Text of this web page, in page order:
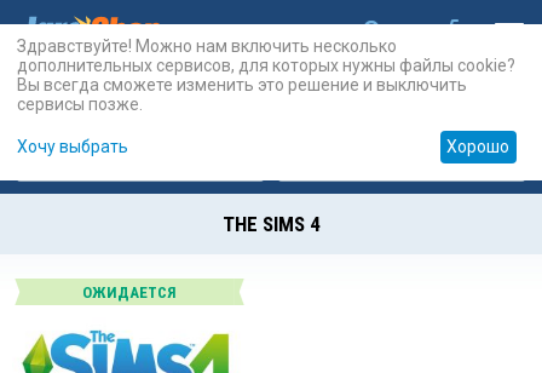
Карты Prepaid
THE SIMS 4
ОЖИДАЕТСЯ
Здравствуйте! Можно нам включить несколько
дополнительных сервисов, для которых нужны файлы cookie?
Вы всегда сможете изменить это решение и выключить
сервисы позже.
Хочу выбрать Хорошо